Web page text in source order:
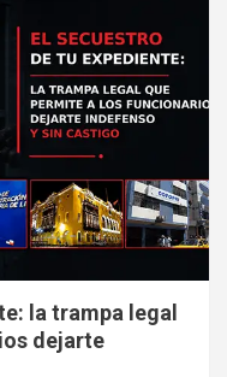
la trampa legal
dejarte